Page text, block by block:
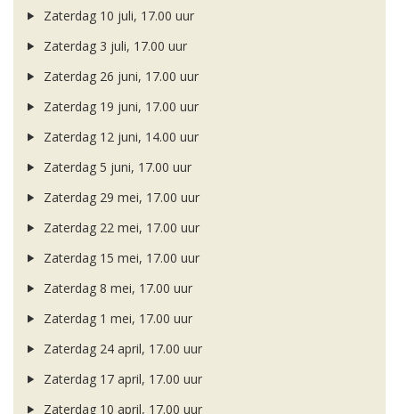
Zaterdag 10 juli, 17.00 uur
Zaterdag 3 juli, 17.00 uur
Zaterdag 26 juni, 17.00 uur
Zaterdag 19 juni, 17.00 uur
Zaterdag 12 juni, 14.00 uur
Zaterdag 5 juni, 17.00 uur
Zaterdag 29 mei, 17.00 uur
Zaterdag 22 mei, 17.00 uur
Zaterdag 15 mei, 17.00 uur
Zaterdag 8 mei, 17.00 uur
Zaterdag 1 mei, 17.00 uur
Zaterdag 24 april, 17.00 uur
Zaterdag 17 april, 17.00 uur
Zaterdag 10 april, 17.00 uur